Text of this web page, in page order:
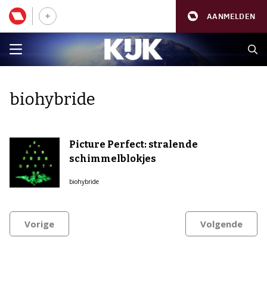
AANMELDEN
biohybride
Picture Perfect: stralende
schimmelblokjes
biohybride
Vorige Volgende